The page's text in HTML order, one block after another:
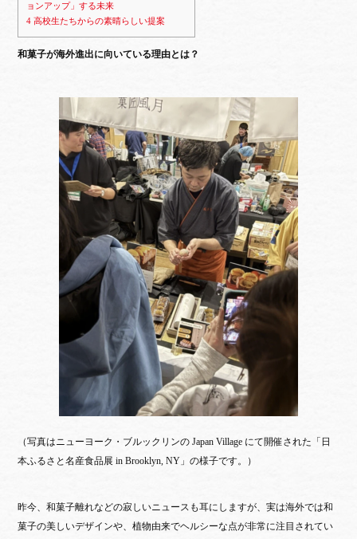
ョンアップ」する未来
4 高校生たちからの素晴らしい提案
和菓子が海外進出に向いている理由とは？
（写真はニューヨーク・ブルックリンの Japan Village にて開催された「日
本ふるさと名産食品展 in Brooklyn, NY」の様子です。）
昨今、和菓子離れなどの寂しいニュースも耳にしますが、実は海外では和
菓子の美しいデザインや、植物由来でヘルシーな点が非常に注目されてい